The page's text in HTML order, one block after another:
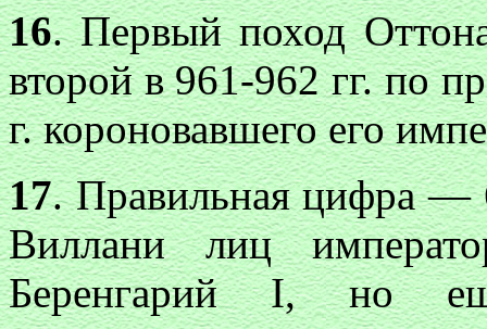
16. Первый поход
второй в 961-962 гг. по
г. короновавшего его
17. Правильная цифра —
Виллани лиц
Беренгарий I, но